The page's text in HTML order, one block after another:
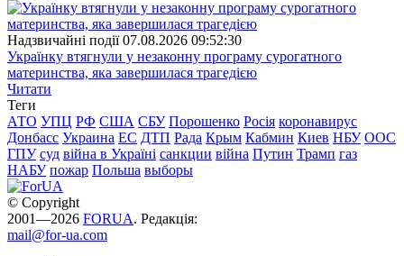
Надзвичайні події 07.08.2026 09:52:30
Українку втягнули у незаконну програму сурогатного
материнства, яка завершилася трагедією
Читати
Теги
АТО УПЦ РФ США СБУ Порошенко Росія коронавирус
Донбасс Украина ЕС ДТП Рада Крым Кабмин Киев НБУ ООС
ГПУ суд війна в Україні санкции війна Путин Трамп газ
НАБУ пожар Польша выборы
© Copyright
2001—2026 FORUA. Редакція:
mail@for-ua.com